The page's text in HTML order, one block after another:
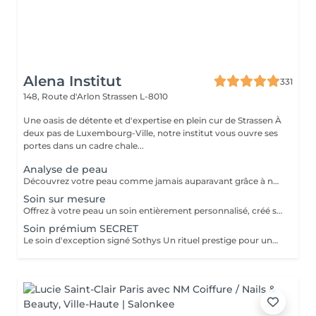
Alena Institut
331
148, Route d'Arlon Strassen L-8010
Une oasis de détente et d'expertise en plein cur de Strassen À
deux pas de Luxembourg-Ville, notre institut vous ouvre ses
portes dans un cadre chale...
Analyse de peau
Découvrez votre peau comme jamais auparavant grâce à notre diagnostic cutané avancé. À l'aide d'un analyseur professionnel et de l'oeil expert de votre esthéticienne, nous évaluons différents paramètres essentiels tels que l'hydratation, le sébum, la profondeur des rides , l'état de votre barrière cutané et beaucoup d'autre mesures afin d'obtenir une vision précise de l'état de votre peau. Cette analyse nous permet de cibler vos besoins réels et de vous orienter vers les soins et les produits les plus adaptés pour optimiser vos résultats. Un véritable point de départ pour construire une routine beauté efficace et personnalisée. Diagnostic offert lorsqu'il est réalisé dans le cadre d'un soin ou à l'achat de produits.
Soin sur mesure
Offrez à votre peau un soin entièrement personnalisé, créé sur mesure par votre experte Sothys selon ses besoins du moment. Grâce à un analyseur professionnel et à l'il expert de votre esthéticienne, nous évaluons différents paramètres essentiels : hydratation, sébum, profondeur des rides, état de la barrière cutanée et bien d'autres mesures. Ce diagnostic précis permet d'identifier les besoins réels de votre peau et d'adapter chaque étape du soin : nettoyage profond, exfoliation ciblée, modelage expert, masque haute performance et sélection d'actifs Sothys selon votre objectif hydratation, éclat, apaisement, anti-âge ou pureté. Un seul soin, des milliers de possibilités, pour rééquilibrer votre peau et révéler un teint plus lumineux, plus lisse et plus uniforme dès la première séance. Un véritable point de départ pour construire une routine beauté efficace, avec des soins et des produits parfaitement adaptés à votre peau.
Soin prémium SECRET
Le soin d'exception signé Sothys Un rituel prestige pour une transformation visible de la peau et une expérience sensorielle incomparable. Ce soin d'exception combine des manoeuvres expertes Sothys, des textures nobles, un double modelage visage sur-mesure et un masque haute performance pour lisser, repulper et illuminer intensément la peau. Grâce à une séquence unique de gestes précis et enveloppants, le Rituel Secret offre un moment de lâcher-prise total et des résultats visibles dès la première séance : peau éclatante, lissée, revitalisée et profondément nourrie. Un soin rare, élégant, pensé pour les clientes exigeantes qui recherchent : - une expérience prémium, - des résultats anti-âge visibles rapidement, - un moment d'exception, hors du temps, réservé aux instituts experts Sothys.